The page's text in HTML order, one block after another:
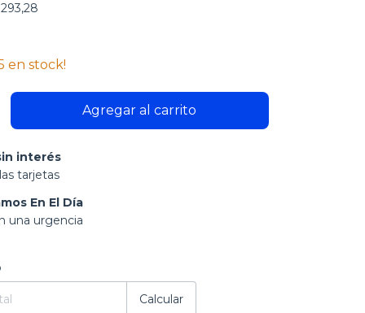
en stock!
interés
tarjetas
En El Día
una urgencia
Calcular